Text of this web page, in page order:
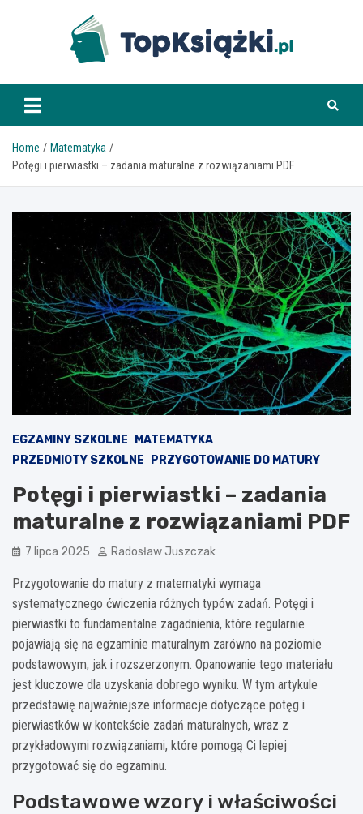
www.topksiazki.pl
Home
Matematyka
Potęgi i pierwiastki – zadania maturalne z rozwiązaniami PDF
EGZAMINY SZKOLNE
MATEMATYKA
PRZEDMIOTY SZKOLNE
PRZYGOTOWANIE DO MATURY
Potęgi i pierwiastki – zadania
maturalne z rozwiązaniami PDF
7 lipca 2025 Radosław Juszczak
Przygotowanie do matury z matematyki wymaga
systematycznego ćwiczenia różnych typów zadań. Potęgi i
pierwiastki to fundamentalne zagadnienia, które regularnie
pojawiają się na egzaminie maturalnym zarówno na poziomie
podstawowym, jak i rozszerzonym. Opanowanie tego materiału
jest kluczowe dla uzyskania dobrego wyniku. W tym artykule
przedstawię najważniejsze informacje dotyczące potęg i
pierwiastków w kontekście zadań maturalnych, wraz z
przykładowymi rozwiązaniami, które pomogą Ci lepiej
przygotować się do egzaminu.
Podstawowe wzory i właściwości